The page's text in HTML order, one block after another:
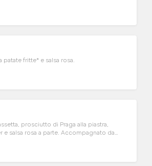
fritte* e salsa rosa.
prosciutto di Praga alla piastra,
e salsa rosa a parte. Accompagnato da